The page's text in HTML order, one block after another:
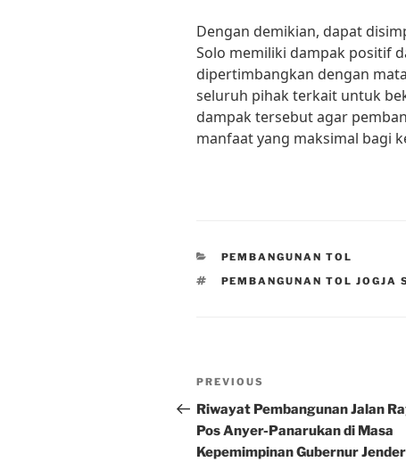
Dengan demikian, dapat
Solo memiliki dampak positif
dipertimbangkan dengan
seluruh pihak terkait untuk
dampak tersebut agar
manfaat yang maksimal bagi
CATEGORIES
PEMBANGUNAN TOL
TAGS
PEMBANGUNAN TOL JOGJA
Post
navigation
Previous
Post
PREVIOUS
Riwayat Pembangunan Jalan
Pos Anyer-Panarukan di Masa
Kepemimpinan Gubernur